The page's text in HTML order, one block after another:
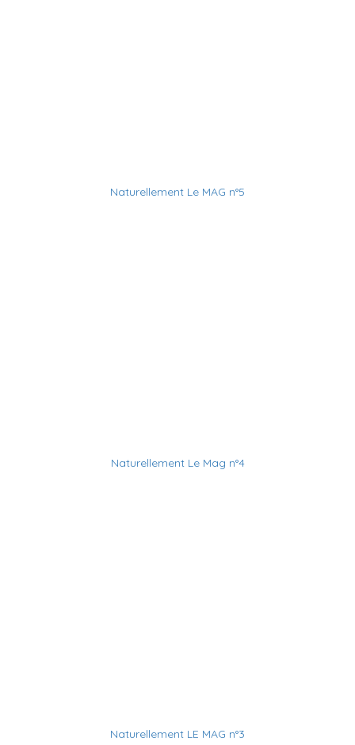
Naturellement Le MAG n°5
Naturellement Le Mag n°4
Naturellement LE MAG n°3